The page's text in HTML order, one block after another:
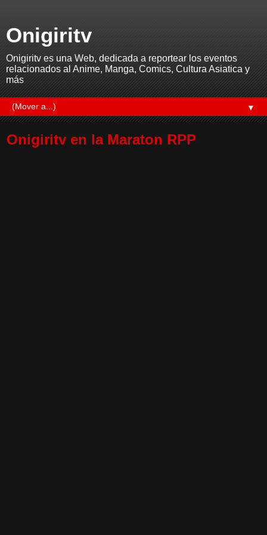
Onigiritv
Onigiritv es una Web, dedicada a reportear los eventos
relacionados al Anime, Manga, Comics, Cultura Asiatica y
más
▼
Onigiritv en la Maraton RPP